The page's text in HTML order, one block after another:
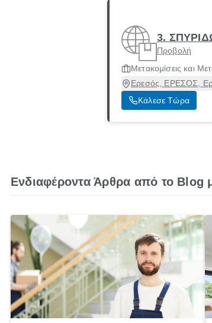
3.
Προβολή
Μετακομίσεις και
Ερεσός, ΕΡΕΣΟΣ,
Κάλεσε Τώρα
Ενδιαφέροντα Άρθρα από το Blog